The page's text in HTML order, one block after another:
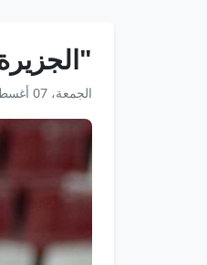
"الجزيرة"
الجمعة، 07 أغسطس 2026